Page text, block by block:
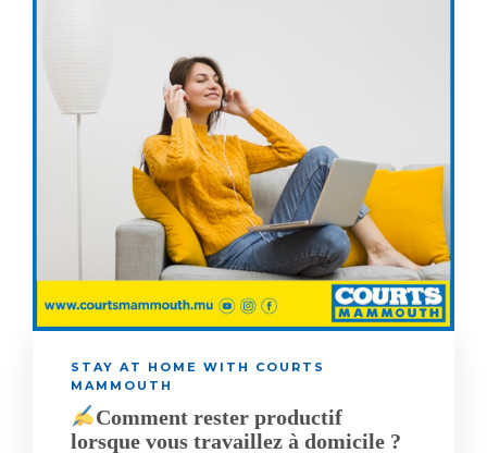
STAY AT HOME WITH COURTS
MAMMOUTH
Comment rester productif
lorsque vous travaillez à domicile ?